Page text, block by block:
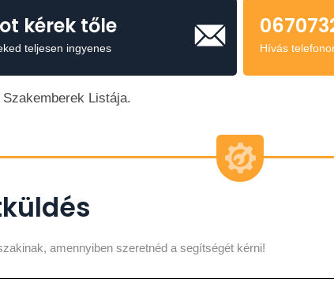
kérek tőle
teljesen ingyenes Hívás
Listája.
amennyiben szeretnéd a segítségét kérni!